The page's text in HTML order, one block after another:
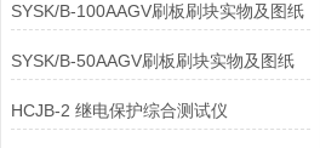
SYSK/B-100AAGV刷板刷块实物及图纸
SYSK/B-50AAGV刷板刷块实物及图纸
HCJB-2 继电保护综合测试仪